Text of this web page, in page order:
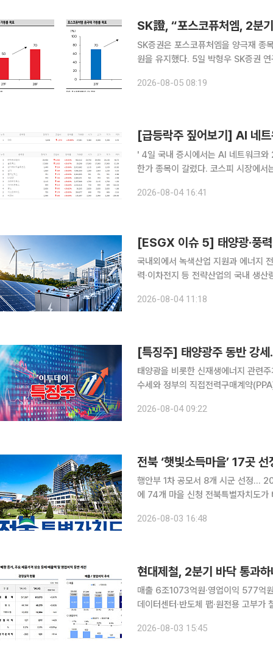
SK證, “포스코퓨처엠, 2분
SK증권은 포스코퓨처엠을 양극재 종
원을 유지했다. 5일 박형우 SK증권 연구원은 포스코퓨처엠이 얼티엄향 양극재 출하 부재 등 악재
의 비중국 공급망(밸류체인) 구축 경
2026-08-05 08:19
' 4일 국내 증시에서는 AI 네트워크와 2차전지, 바이오, 화장품, 우주·광학 등 개별 재료에 따라 상
한가 종목이 갈렸다. 코스피 시장에
2026-08-04 16:41
국내외에서 녹색산업 지원과 에너지
력·이차전지 등 전략산업의 국내 생
속가능펀드로 자금이 다시 유입됐다.
2026-08-04 11:18
[특징주] 태양광주 동반 강
태양광을 비롯한 신재생에너지 관련
수세와 정부의 직접전력구매계약
3900원에 거래되고 있다. OCI홀딩
2026-08-04 09:22
전북 ‘햇빛소득마을’ 17곳
행안부 1차 공모서 8개 시군 선정…
에 74개 마을 신청 전북특별자치도가 태양광 발전 수익을 주민과 공유하는 ‘햇빛소득마을’ 조성을
2026-08-03 16:48
현대제철, 2분기 바닥 통과
매출 6조1073억원·영업이익 577억
데이터센터·반도체 팹·원전용 고부가 철강재 판매 확대 현대제철이
가 철강재 판매 증가를 기반으로 실적
2026-08-03 15:45